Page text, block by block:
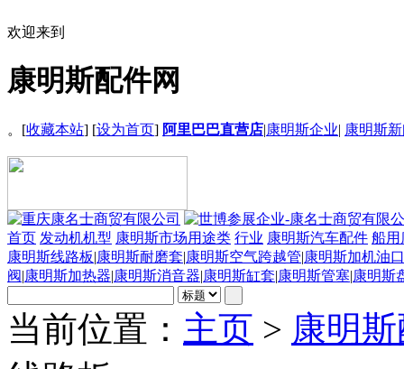
欢迎来到
康明斯配件网
。[收藏本站] [设为首页] 阿里巴巴直营店|康明斯企业| 康明斯
首页 发动机机型 康明斯市场用途类 行业 康明斯汽车配件 船用
康明斯线路板|康明斯耐磨套|康明斯空气跨越管|康明斯加机油
阀|康明斯加热器|康明斯消音器|康明斯缸套|康明斯管塞|康明斯
当前位置： 主页 > 康明